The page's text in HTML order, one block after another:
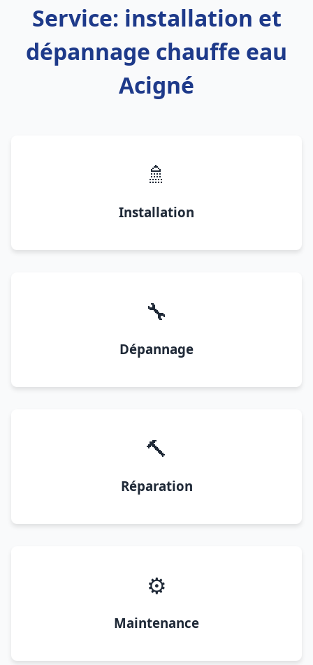
Service: installation et
dépannage chauffe eau
Acigné
🚿
Installation
🔧
Dépannage
🔨
Réparation
⚙️
Maintenance